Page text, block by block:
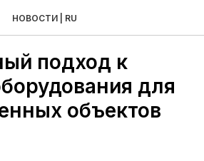
НОВОСТИ | RU
подход к
для
объектов